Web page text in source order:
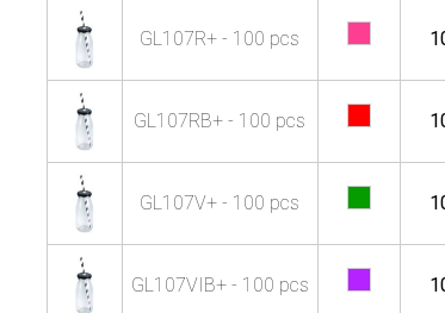
GL107R+ - 100 pcs
GL107RB+ - 100 pcs
GL107V+ - 100 pcs
GL107VIB+ - 100 pcs